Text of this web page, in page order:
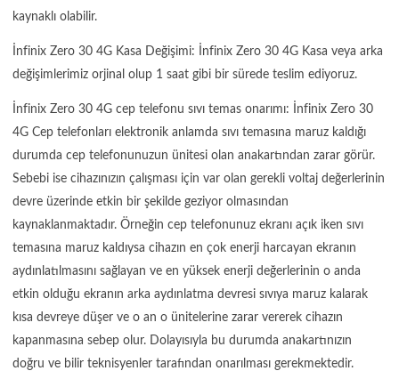
kaynaklı olabilir.
İnfinix Zero 30 4G Kasa Değişimi: İnfinix Zero 30 4G Kasa veya arka
değişimlerimiz orjinal olup 1 saat gibi bir sürede teslim ediyoruz.
İnfinix Zero 30 4G cep telefonu sıvı temas onarımı: İnfinix Zero 30
4G Cep telefonları elektronik anlamda sıvı temasına maruz kaldığı
durumda cep telefonunuzun ünitesi olan anakartından zarar görür.
Sebebi ise cihazınızın çalışması için var olan gerekli voltaj değerlerinin
devre üzerinde etkin bir şekilde geziyor olmasından
kaynaklanmaktadır. Örneğin cep telefonunuz ekranı açık iken sıvı
temasına maruz kaldıysa cihazın en çok enerji harcayan ekranın
aydınlatılmasını sağlayan ve en yüksek enerji değerlerinin o anda
etkin olduğu ekranın arka aydınlatma devresi sıvıya maruz kalarak
kısa devreye düşer ve o an o ünitelerine zarar vererek cihazın
kapanmasına sebep olur. Dolayısıyla bu durumda anakartınızın
doğru ve bilir teknisyenler tarafından onarılması gerekmektedir.